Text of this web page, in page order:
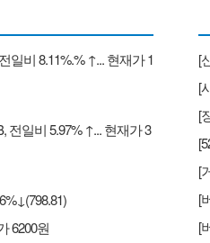
일비 8.11%.% ↑... 현재가 1
전일비 5.97% ↑... 현재가 3
6200원
[
[
[
[